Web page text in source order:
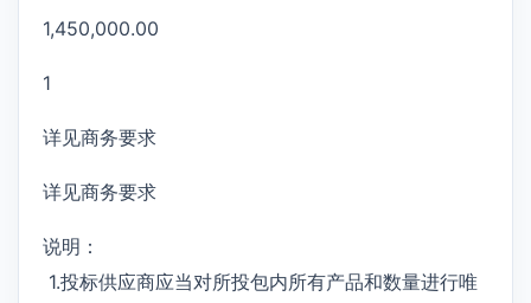
1,450,000.00
1
详见商务要求
详见商务要求
说明：
1.投标供应商应当对所投包内所有产品和数量进行唯